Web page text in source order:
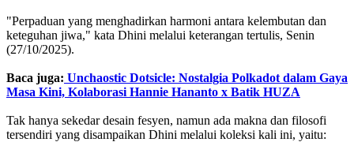
"Perpaduan yang menghadirkan harmoni antara kelembutan dan
keteguhan jiwa," kata Dhini melalui keterangan tertulis, Senin
(27/10/2025).
Baca juga: Unchaostic Dotsicle: Nostalgia Polkadot dalam Gaya
Masa Kini, Kolaborasi Hannie Hananto x Batik HUZA
Tak hanya sekedar desain fesyen, namun ada makna dan filosofi
tersendiri yang disampaikan Dhini melalui koleksi kali ini, yaitu: